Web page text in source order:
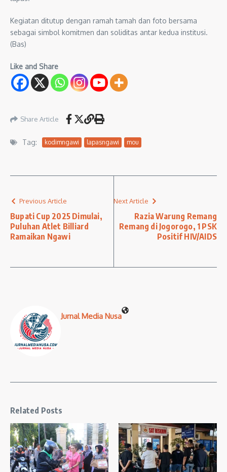
Kegiatan ditutup dengan ramah tamah dan foto bersama
sebagai simbol komitmen dan soliditas antar kedua institusi.
(Bas)
Like and Share
Share Article
Tag: kodimngawi lapasngawi mou
Previous Article
Bupati Cup 2025 Dimulai,
Puluhan Atlet Billiard
Ramaikan Ngawi
Next Article
Razia Warung Remang
Remang di Jogorogo, 1 PSK
Positif HIV/AIDS
Jurnal Media Nusa
Related Posts